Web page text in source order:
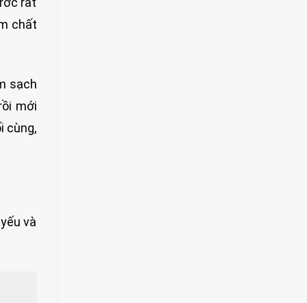
chất
sạch
mới
cùng,
và